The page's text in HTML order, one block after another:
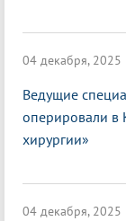
04 декабря, 2025
Ведущие
оперировали в
хирургии»
04 декабря, 2025